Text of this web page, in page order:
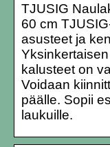
TJUSIG
60 cm
asusteet ja
kalusteet on
Voidaan
päälle. Sopii
laukuille.